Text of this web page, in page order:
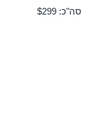
סה"כ: $299